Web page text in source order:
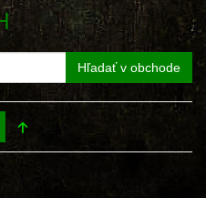
Hľadať v obchode